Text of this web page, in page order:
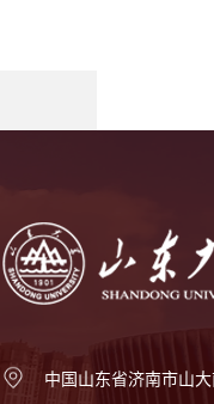
中国山东省济南市山